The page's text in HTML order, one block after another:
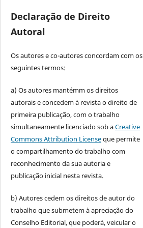
Declaração de Direito
Autoral
Os autores e co-autores concordam com os
seguintes termos:
a) Os autores mantémm os direitos
autorais e concedem à revista o direito de
primeira publicação, com o trabalho
simultaneamente licenciado sob aCreative
Commons Attribution Licenseque permite
o compartilhamento do trabalho com
reconhecimento da sua autoria e
publicação inicial nesta revista.
b) Autores cedem os direitos de autor do
trabalho que submetem à apreciação do
Conselho Editorial, que poderá, veicular o